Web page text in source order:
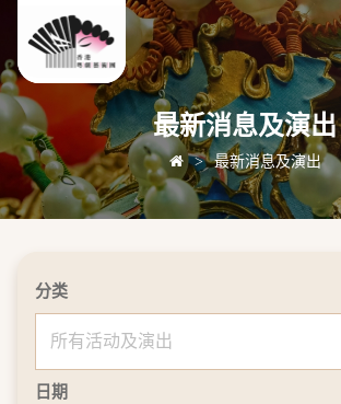
最新消息及演出
> 最新消息及演出
分类
日期